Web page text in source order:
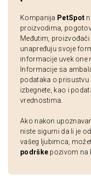
Kompanija PetSpot
proizvodima,
Međutim,
unapređuju svoje
informacije uvek one
Informacije sa
podataka o prisustvu
izbegnete, kao i
vrednostima.
Ako nakon
niste sigurni da li je
vašeg ljubimca,
podrške pozivom na